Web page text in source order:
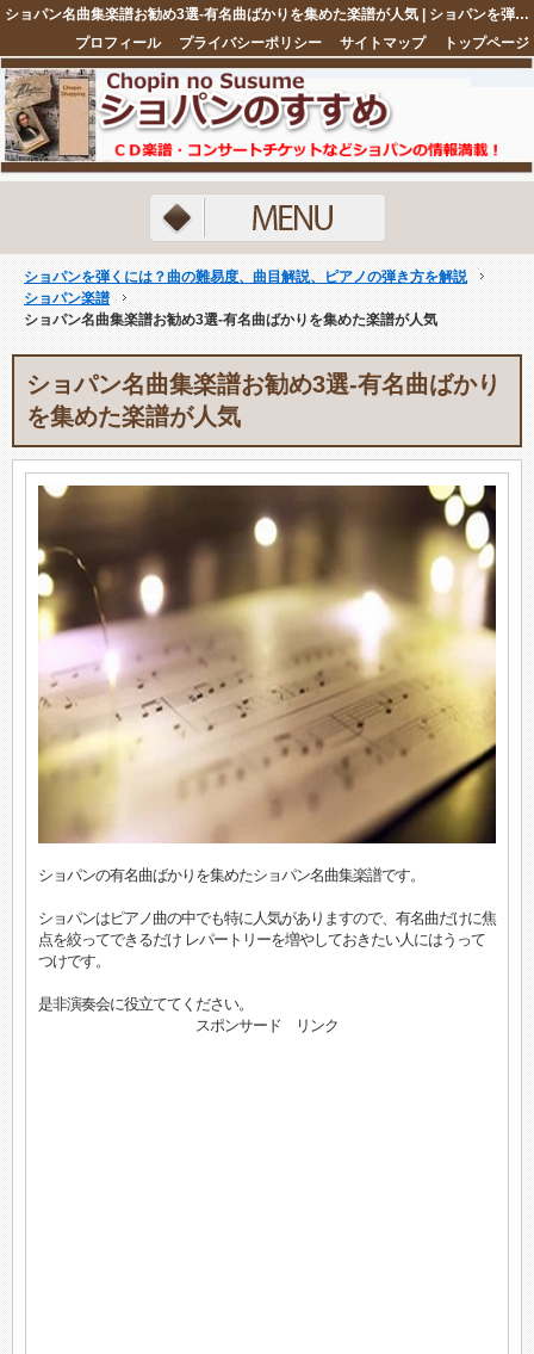
ショパン名曲集楽譜お勧め3選-有名曲ばかりを集めた楽譜が人気 | ショパンを弾くには？曲の難易度、曲目解説、ピアノの弾き方を解説
トップページ
サイトマップ
プライバシーポリシー
プロフィール
注目ネタ5選
ショパンを弾くには？曲の難易度、曲目解説、ピアノの弾き方を解説
ショパン楽譜
ショパン名曲集楽譜お勧め3選-有名曲ばかりを集めた楽譜が人気
ショパン名曲集楽譜お勧め3選-有名曲ばかり
を集めた楽譜が人気
ショパンの有名曲ばかりを集めたショパン名曲集楽譜です。
ショパンはピアノ曲の中でも特に人気がありますので、有名曲だけに焦
点を絞ってできるだけ レパートリーを増やしておきたい人にはうって
つけです。
是非演奏会に役立ててください。
スポンサード リンク